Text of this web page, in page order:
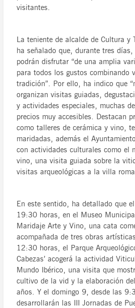
visitantes.
La teniente de alcalde de Cultura y
ha señalado que, durante tres
podrán disfrutar “de una amplia
para todos los gustos combinando
tradición”. Por ello, ha indico que
organizan visitas guiadas,
y actividades especiales, muchas
precios muy accesibles. Destacan
como talleres de cerámica y vino,
maridadas, además el
con actividades culturales como el
vino, una visita guiada sobre la
visitas arqueológicas a la villa
En este sentido, ha detallado que
19:30 horas, en el Museo
Maridaje Arte y Vino, una cata
acompañada de tres obras
12:30 horas, el Parque
Cabezas’ acogerá la actividad
Mundo Ibérico, una visita que
cultivo de la vid y la elaboración
años. Y el domingo 9, desde las
desarrollarán las III Jornadas de